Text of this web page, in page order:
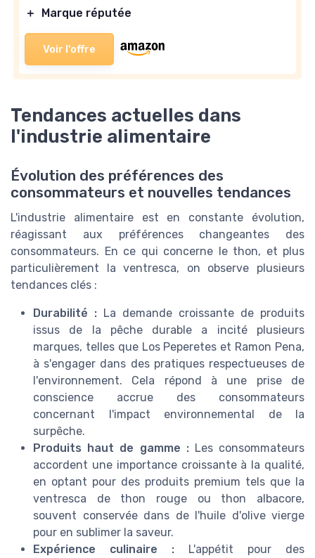
＋ Marque réputée
Voir l'offre
Tendances actuelles dans
l'industrie alimentaire
Évolution des préférences des
consommateurs et nouvelles tendances
L'industrie alimentaire est en constante évolution,
réagissant aux préférences changeantes des
consommateurs. En ce qui concerne le thon, et plus
particulièrement la ventresca, on observe plusieurs
tendances clés :
Durabilité : La demande croissante de produits
issus de la pêche durable a incité plusieurs
marques, telles que Los Peperetes et Ramon Pena,
à s'engager dans des pratiques respectueuses de
l'environnement. Cela répond à une prise de
conscience accrue des consommateurs
concernant l'impact environnemental de la
surpêche.
Produits haut de gamme :Les consommateurs
accordent une importance croissante à la qualité,
en optant pour des produits premium tels que la
ventresca de thon rouge ou thon albacore,
souvent conservée dans de l'huile d'olive vierge
pour en sublimer la saveur.
Expérience culinaire : L'appétit pour des